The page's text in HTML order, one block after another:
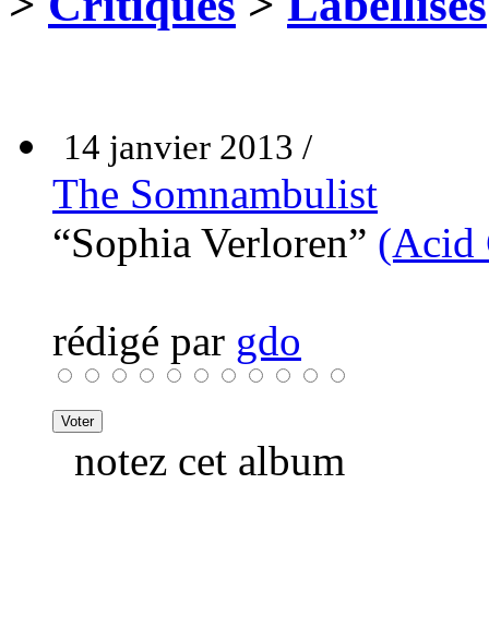
14 janvier 2013 /
The Somnambulist
“Sophia Verloren” (Acid
rédigé par gdo
notez cet album